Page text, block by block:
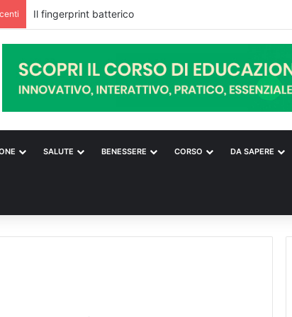
Il fingerprint batterico
SALUTE BENESSERE CORSO DA SAPERE